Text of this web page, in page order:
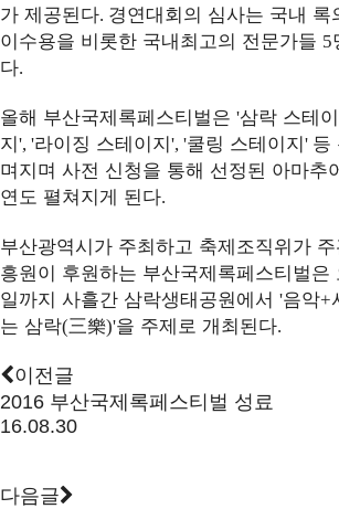
가 제공된다. 경연대회의 심사는 국내 록
이수용을 비롯한 국내최고의 전문가들 5
다.
올해 부산국제록페스티벌은 '삼락 스테
지', '라이징 스테이지', '쿨링 스테이지' 등
며지며 사전 신청을 통해 선정된 아마추
연도 펼쳐지게 된다.
부산광역시가 주최하고 축제조직위가
흥원이 후원하는 부산국제록페스티벌은
일까지 사흘간 삼락생태공원에서 '음악+
는 삼락(三樂)'을 주제로 개최된다.
이전글
2016 부산국제록페스티벌 성료
16.08.30
다음글